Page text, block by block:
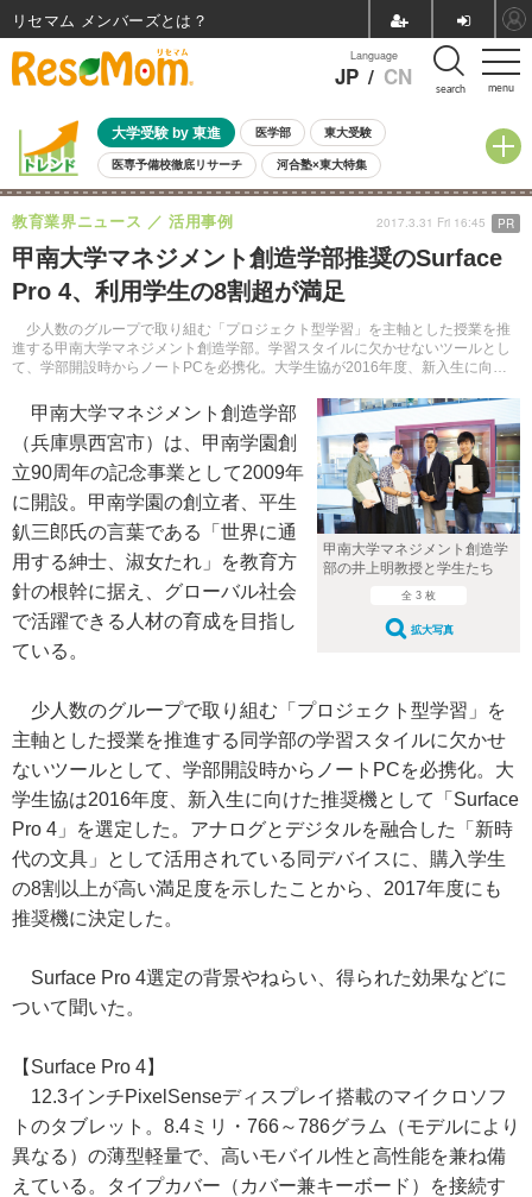
menu
Language
JP / CN search
大学受験 by 東進 医学部 東大受験
医専予備校徹底リサーチ 河合塾×東大特集
親子で考える大学選び 高校受験 中学受験 小学校受験
共通テスト 夏休み 8月開催学校説明会・相談会
8月開催イベント・WS 全国公立高校 過去問 人気記事
自由研究教材（小学生向け） 自由研究教材（中学生向け）
甲南大学マネジメント創造学部推奨のSurface
Pro 4、利用学生の8割超が満足
少人数のグループで取り組む「プロジェクト型学習」を主軸とした授業を推
進する甲南大学マネジメント創造学部。学習スタイルに欠かせないツールとし
て、学部開設時からノートPCを必携化。大学生協が2016年度、新入生に向け
教育業界ニュース 活用事例 2017.3.31 Fri 16:45 PR
甲南大学マネジメント創造学
部の井上明教授と学生たち
全 3 枚
拡大写真
甲南大学マネジメント創造学部
（兵庫県西宮市）は、甲南学園創
立90周年の記念事業として2009年
に開設。甲南学園の創立者、平生
釟三郎氏の言葉である「世界に通
用する紳士、淑女たれ」を教育方
針の根幹に据え、グローバル社会
で活躍できる人材の育成を目指し
ている。
少人数のグループで取り組む「プロジェクト型学習」を
主軸とした授業を推進する同学部の学習スタイルに欠かせ
ないツールとして、学部開設時からノートPCを必携化。大
学生協は2016年度、新入生に向けた推奨機として「Surface
Pro 4」を選定した。アナログとデジタルを融合した「新時
代の文具」として活用されている同デバイスに、購入学生
の8割以上が高い満足度を示したことから、2017年度にも
推奨機に決定した。
Surface Pro 4選定の背景やねらい、得られた効果などに
ついて聞いた。
【Surface Pro 4】
12.3インチPixelSenseディスプレイ搭載のマイクロソフ
トのタブレット。8.4ミリ・766～786グラム（モデルにより
異なる）の薄型軽量で、高いモバイル性と高性能を兼ね備
えている。タイプカバー（カバー兼キーボード）を接続す
リセマム メンバーズ